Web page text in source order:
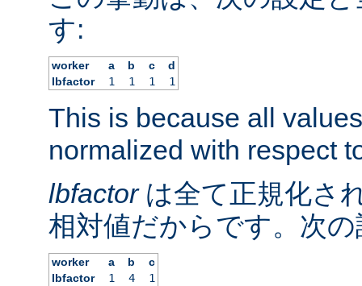
す:
worker a b c
d
lbfactor
1 1 1 1
This is because all
normalized with respect
lbfactorは全て正規化さ
相対値だからです。次
worker a b
c
lbfactor
1 4 1